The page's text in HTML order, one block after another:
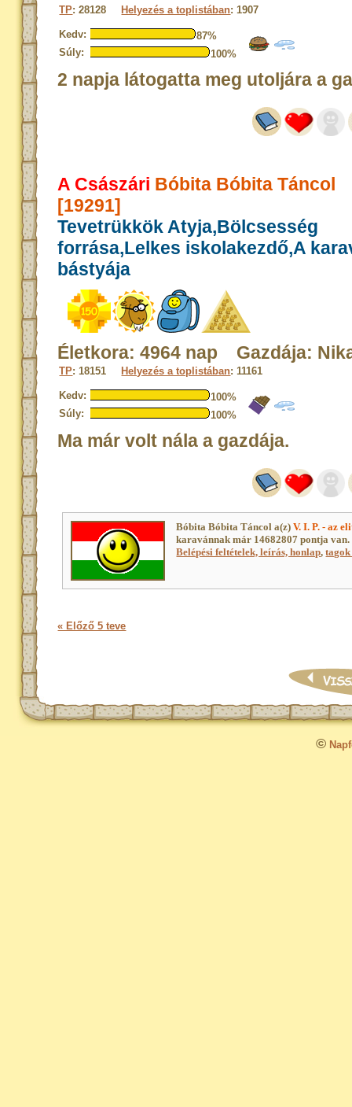
TP: 28128 Helyezés a toplistában: 1907
Kedv:
87%
Súly:
100%
2 napja látogatta meg utoljára a
A Császári Bóbita Bóbita Táncol
[19291]
Tevetrükkök Atyja,Bölcsesség
forrása,Lelkes iskolakezdő,A
bástyája
Életkora: 4964 nap Gazdája:
TP: 18151 Helyezés a toplistában: 11161
Kedv:
100%
Súly:
100%
Ma már volt nála a gazdája.
Bóbita Bóbita Táncol a(z)V. I. P. - az
karavánnak már 14682807 pontja van.
Belépési feltételek, leírás, honlap,
« Előző 5 teve
©